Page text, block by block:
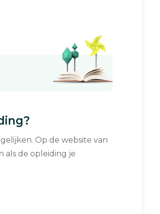
Op de website van
als de opleiding je